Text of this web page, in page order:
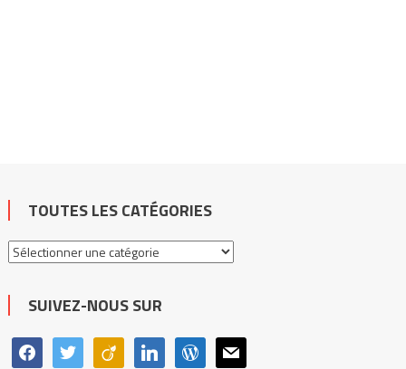
TOUTES LES CATÉGORIES
Toutes
catégories
SUIVEZ-NOUS SUR
facebooktwitter viadeo linkedin wordpress
mail